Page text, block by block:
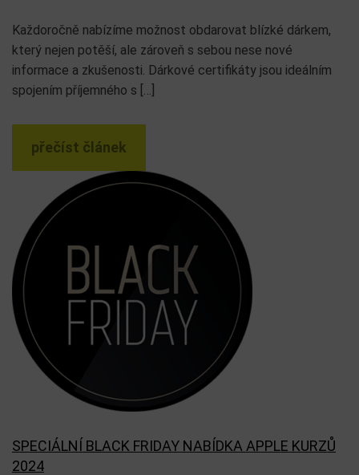
Každoročně nabízíme možnost obdarovat blízké dárkem,
který nejen potěší, ale zároveň s sebou nese nové
informace a zkušenosti. Dárkové certifikáty jsou ideálním
spojením příjemného s […]
přečíst článek
SPECIÁLNÍ BLACK FRIDAY NABÍDKA APPLE KURZŮ
2024